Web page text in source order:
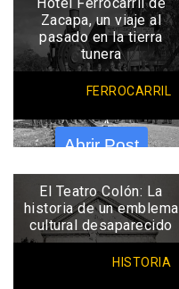
Hotel Ferrocarril de
Zacapa, un viaje al
pasado en la tierra
tunera
FERROCARRIL
Abrir Post
El Teatro Colón: La
historia de un emblema
cultural desaparecido
HISTORIA